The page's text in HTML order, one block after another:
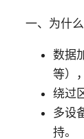
一、为什
数据
等）
绕过
多设
持。